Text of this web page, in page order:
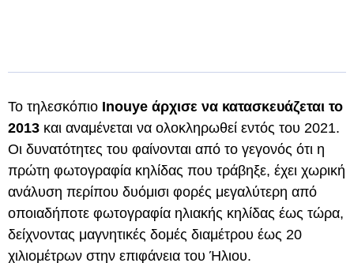
Το τηλεσκόπιο Inouye άρχισε να κατασκευάζεται το
2013 και αναμένεται να ολοκληρωθεί εντός του 2021.
Οι δυνατότητες του φαίνονται από το γεγονός ότι η
πρώτη φωτογραφία κηλίδας που τράβηξε, έχει χωρική
ανάλυση περίπου δυόμισι φορές μεγαλύτερη από
οποιαδήποτε φωτογραφία ηλιακής κηλίδας έως τώρα,
δείχνοντας μαγνητικές δομές διαμέτρου έως 20
χιλιομέτρων στην επιφάνεια του Ήλιου.